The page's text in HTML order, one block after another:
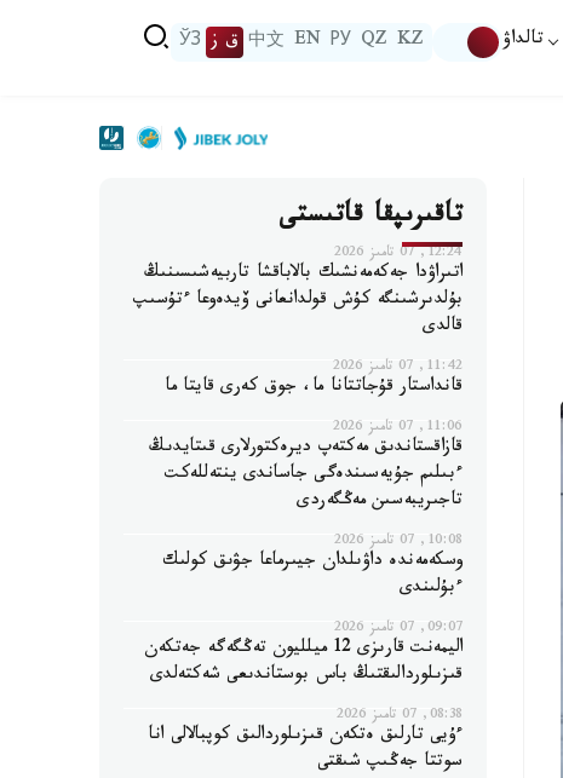
تالداۋ KZ
QZ
РУ
EN
中文 ق ز ЎЗ
تاقىرىپقا قاتىستى
12:24, 07 تامىز 2026
اتىراۋدا جەكەمەنشىك بالاباقشا تاربيەشىسىنىڭ
بۇلدىرشىنگە كۇش قولدانعانى ۆيدەوعا ءتۇسىپ
قالدى
11:42, 07 تامىز 2026
قانداستار قۇجاتتانا ما، جوق كەرى قايتا ما
11:06, 07 تامىز 2026
قازاقستاندىق مەكتەپ ديرەكتورلارى قىتايدىڭ
ءبىلىم جۇيەسىندەگى جاساندى ينتەللەكت
تاجىريبەسىن مەڭگەردى
10:08, 07 تامىز 2026
وسكەمەندە داۋىلدان جيىرماعا جۋىق كولىك
ءبۇلىندى
09:07, 07 تامىز 2026
اليمەنت قارىزى 12 ميلليون تەڭگەگە جەتكەن
قىزىلوردالىقتىڭ باس بوستاندىعى شەكتەلدى
08:38, 07 تامىز 2026
ءۇيى تارلىق ەتكەن قىزىلوردالىق كوپبالالى انا
سوتتا جەڭىپ شىقتى